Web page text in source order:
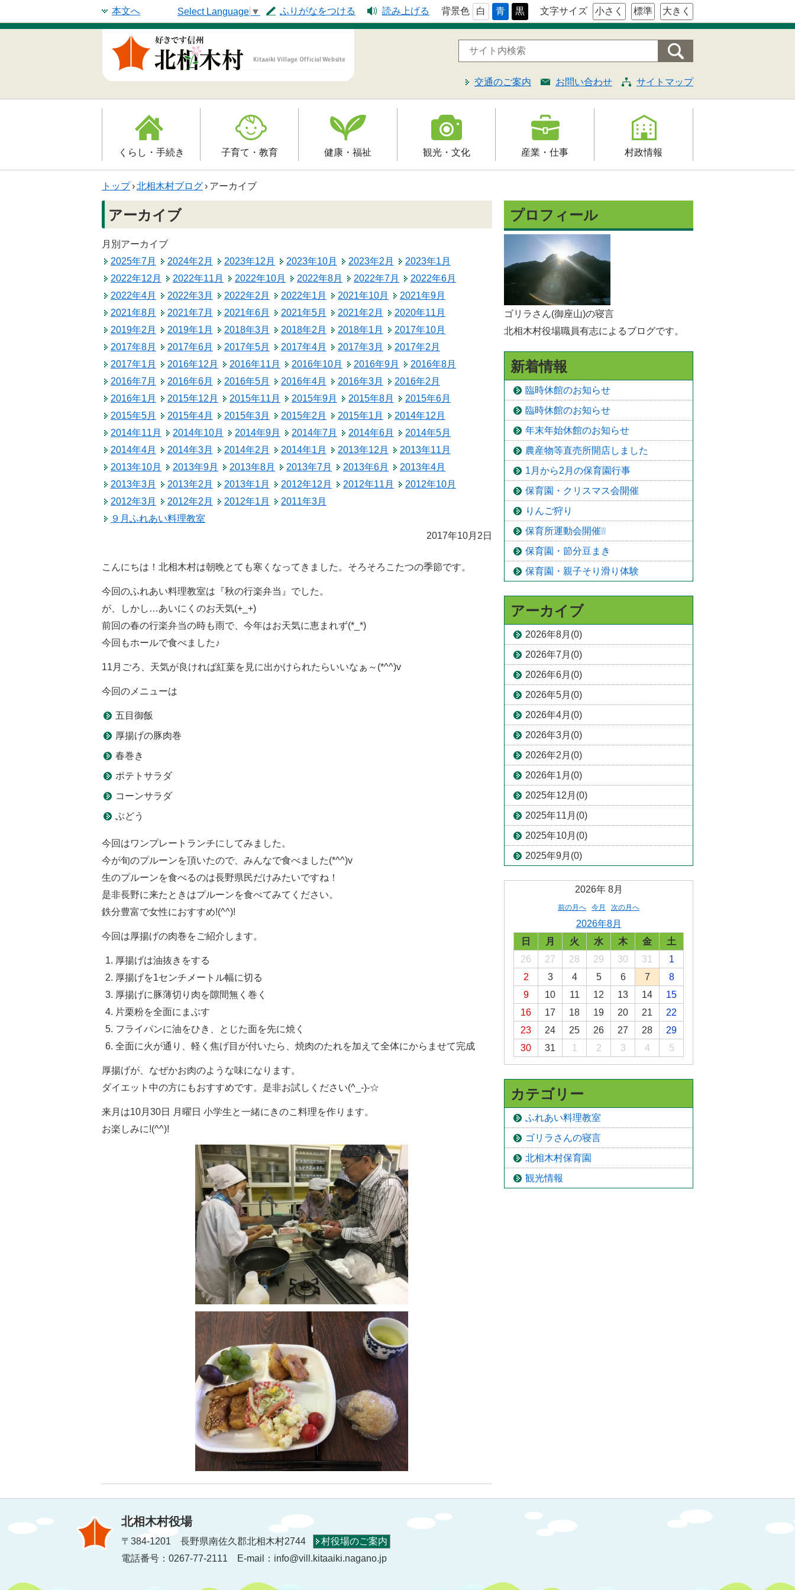
本文へ 文字サイズ 小さく 標準 大きく
Select Language ▼ ふりがなをつける 読み上げる 背景色 白 青 黒
交通のご案内 お問い合わせ サイトマップ
くらし・手続き
登録
防災情報
年金・保険
税金
ごみ・リサイクル
北相木村営バス
交通安全・防犯
移住
子育て・教育
母子の健康・予防接種
保育園
生涯学習
公民館
健康・福祉
介護保険
障害福祉
予防接種
観光・文化
文化財
レジャー・スポーツ
産業・仕事
届出・証明・法令・規
入札・契約
村政情報
組織案内
村長の部屋
統計・人口
広報きたあいき
トップ›北相木村ブログ› アーカイブ
アーカイブ
月別アーカイブ
2025年7月
2024年2月 2023年12月 2023年10月 2023年2月
2023年1月
2022年12月
2022年11月 2022年10月 2022年8月 2022年7月
2022年6月
2022年4月
2022年3月 2022年2月 2022年1月 2021年10月
2021年9月
2021年8月
2021年7月 2021年6月 2021年5月 2021年2月
2020年11月
2019年2月
2019年1月 2018年3月 2018年2月 2018年1月
2017年10月
2017年8月
2017年6月 2017年5月 2017年4月 2017年3月
2017年2月
2017年1月
2016年12月 2016年11月 2016年10月 2016年9月
2016年8月
2016年7月
2016年6月 2016年5月 2016年4月 2016年3月
2016年2月
2016年1月
2015年12月 2015年11月 2015年9月 2015年8月
2015年6月
2015年5月
2015年4月 2015年3月 2015年2月 2015年1月
2014年12月
2014年11月
2014年10月 2014年9月 2014年7月 2014年6月
2014年5月
2014年4月
2014年3月 2014年2月 2014年1月 2013年12月
2013年11月
2013年10月
2013年9月 2013年8月 2013年7月 2013年6月
2013年4月
2013年3月
2013年2月 2013年1月 2012年12月 2012年11月
2012年10月
2012年3月
2012年2月 2012年1月
2011年3月
９月ふれあい料理教室
2017年10月2日
こんにちは！北相木村は朝晩とても寒くなってきました。そろそろこたつの季節です。
今回のふれあい料理教室は『秋の行楽弁当』でした。
が、しかし…あいにくのお天気(+_+)
前回の春の行楽弁当の時も雨で、今年はお天気に恵まれず(*_*)
今回もホールで食べました♪
11月ごろ、天気が良ければ紅葉を見に出かけられたらいいなぁ～(*^^)v
今回のメニューは
五目御飯
厚揚げの豚肉巻
春巻き
ポテトサラダ
コーンサラダ
ぶどう
今回はワンプレートランチにしてみました。
今が旬のプルーンを頂いたので、みんなで食べました(*^^)v
生のプルーンを食べるのは長野県民だけみたいですね！
是非長野に来たときはプルーンを食べてみてください。
鉄分豊富で女性におすすめ!(^^)!
今回は厚揚げの肉巻をご紹介します。
厚揚げは油抜きをする
厚揚げを1センチメートル幅に切る
厚揚げに豚薄切り肉を隙間無く巻く
片栗粉を全面にまぶす
フライパンに油をひき、とじた面を先に焼く
全面に火が通り、軽く焦げ目が付いたら、焼肉のたれを加えて全体にからませて完成
厚揚げが、なぜかお肉のような味になります。
ダイエット中の方にもおすすめです。是非お試しください(^_-)-☆
来月は10月30日 月曜日 小学生と一緒にきのこ料理を作ります。
お楽しみに!(^^)!
プロフィール
ゴリラさん(御座山)の寝言
北相木村役場職員有志によるブログです。
新着情報
臨時休館のお知らせ
臨時休館のお知らせ
年末年始休館のお知らせ
農産物等直売所開店しました
1月から2月の保育園行事
保育園・クリスマス会開催
りんご狩り
保育所運動会開催❕❕
保育園・節分豆まき
保育園・親子そり滑り体験
アーカイブ
2026年8月(0)
2026年7月(0)
2026年6月(0)
2026年5月(0)
2026年4月(0)
2026年3月(0)
2026年2月(0)
2026年1月(0)
2025年12月(0)
2025年11月(0)
2025年10月(0)
2025年9月(0)
2026年 8月
前の月へ 今月 次の月へ
2026年8月
日
月 火 水 木 金
土
26
27 28 29 30 31
1
2
3 4 5 6 7
8
9
10 11 12 13 14
15
16
17 18 19 20 21
22
23
24 25 26 27 28
29
30
31 1 2 3 4 5
カテゴリー
ふれあい料理教室
ゴリラさんの寝言
北相木村保育園
観光情報
北相木村役場
〒384-1201 長野県南佐久郡北相木村2744
村役場のご案内
電話番号：0267-77-2111 E-mail：info@vill.kitaaiki.nagano.jp